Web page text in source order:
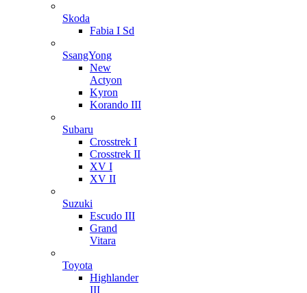
Skoda
Fabia I Sd
SsangYong
New
Actyon
Kyron
Korando III
Subaru
Crosstrek I
Crosstrek II
XV I
XV II
Suzuki
Escudo III
Grand
Vitara
Toyota
Highlander
III